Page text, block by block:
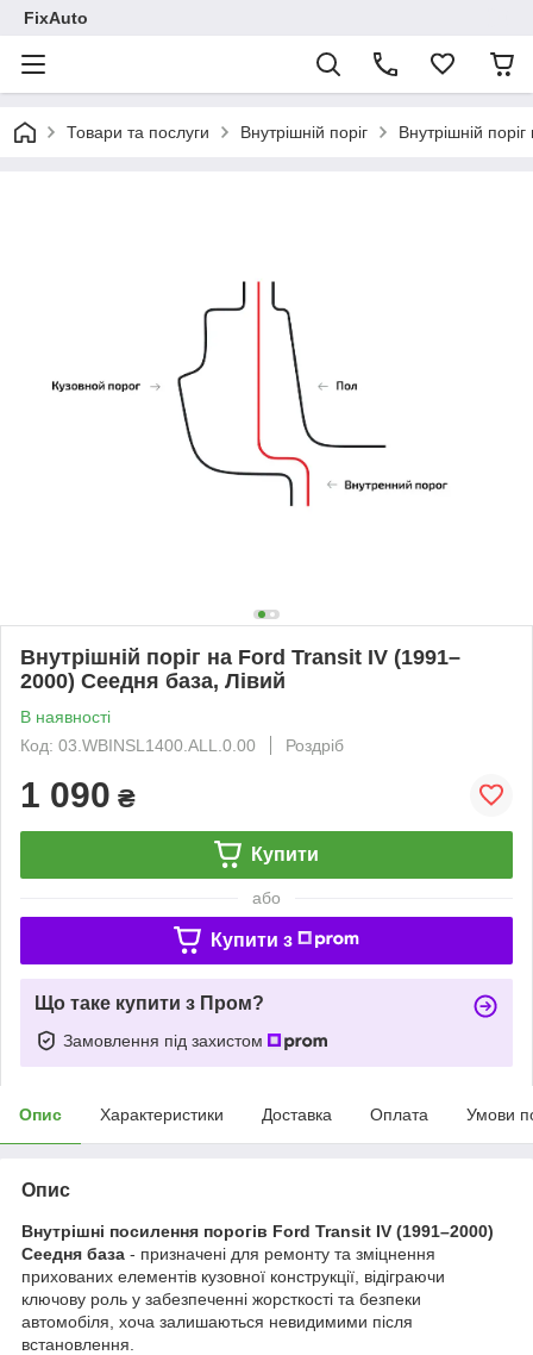
FixAuto
Товари та послуги Внутрішній поріг Внутрішній
Внутрішній поріг на Ford Transit IV (1991–
2000) Сеедня база, Лівий
В наявності
Код: 03.WBINSL1400.ALL.0.00
Роздріб
1 090 ₴
Купити
або
Купити з
Що таке купити з Пром?
Замовлення під захистом
Опис Характеристики Доставка Оплата Умови
Опис
Внутрішні посилення порогів Ford Transit IV (1991–2000)
Сеедня база - призначені для ремонту та зміцнення
прихованих елементів кузовної конструкції, відіграючи
ключову роль у забезпеченні жорсткості та безпеки
автомобіля, хоча залишаються невидимими після
встановлення.